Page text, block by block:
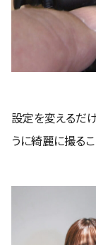
設定を変えるだ
うに綺麗に撮る